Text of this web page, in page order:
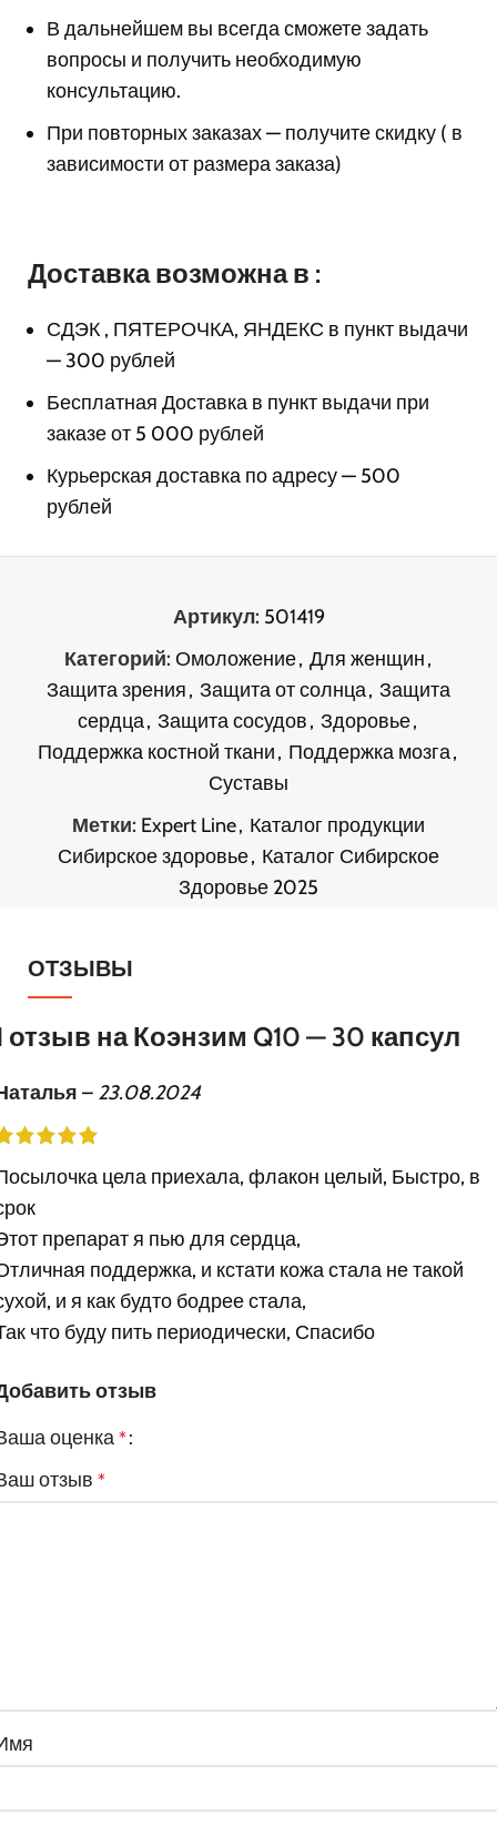
В дальнейшем вы всегда сможете задать
вопросы и получить необходимую
консультацию.
При повторных заказах — получите скидку ( в
зависимости от размера заказа)
Доставка возможна в :
СДЭК , ПЯТЕРОЧКА, ЯНДЕКС в пункт выдачи
— 300 рублей
Бесплатная Доставка в пункт выдачи при
заказе от 5 000 рублей
Курьерская доставка по адресу — 500
рублей
Артикул: 501419
Категорий: Омоложение, Для женщин,
Защита зрения, Защита от солнца, Защита
сердца, Защита сосудов, Здоровье,
Поддержка костной ткани, Поддержка мозга,
Суставы
Метки: Expert Line, Каталог продукции
Сибирское здоровье, Каталог Сибирское
Здоровье 2025
ОТЗЫВЫ
отзыв наКоэнзим Q10 — 30 капсул
– 23.08.2024
цела приехала, флакон целый, Быстро, в
препарат я пью для сердца,
поддержка, и кстати кожа стала не такой
и я как будто бодрее стала,
что буду пить периодически, Спасибо
отзыв
оценка *
отзыв *